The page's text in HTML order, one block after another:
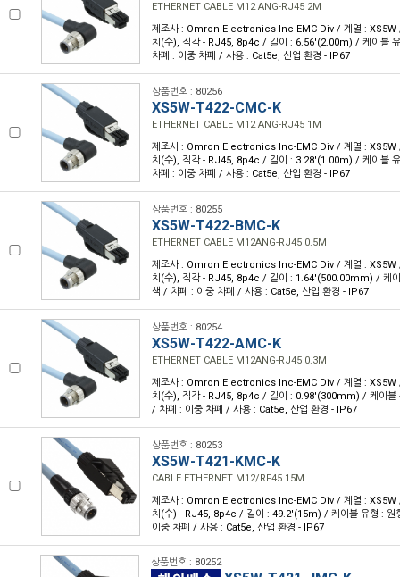
ETHERNET CABLE M12 ANG-RJ45 2M
제조사 : Omron Electronics Inc-EMC Div / 계열 : XS5W
치(수), 직각 - RJ45, 8p4c / 길이 : 6.56'(2.00m) / 케이블
차폐 : 이중 차폐 / 사용 : Cat5e, 산업 환경 - IP67
상품번호 : 80256
XS5W-T422-CMC-K
ETHERNET CABLE M12 ANG-RJ45 1M
제조사 : Omron Electronics Inc-EMC Div / 계열 : XS5W
치(수), 직각 - RJ45, 8p4c / 길이 : 3.28'(1.00m) / 케이블
차폐 : 이중 차폐 / 사용 : Cat5e, 산업 환경 - IP67
상품번호 : 80255
XS5W-T422-BMC-K
ETHERNET CABLE M12ANG-RJ45 0.5M
제조사 : Omron Electronics Inc-EMC Div / 계열 : XS5W
치(수), 직각 - RJ45, 8p4c / 길이 : 1.64'(500.00mm) / 케
색 / 차폐 : 이중 차폐 / 사용 : Cat5e, 산업 환경 - IP67
상품번호 : 80254
XS5W-T422-AMC-K
ETHERNET CABLE M12ANG-RJ45 0.3M
제조사 : Omron Electronics Inc-EMC Div / 계열 : XS5W
치(수), 직각 - RJ45, 8p4c / 길이 : 0.98'(300mm) / 케이블
/ 차폐 : 이중 차폐 / 사용 : Cat5e, 산업 환경 - IP67
상품번호 : 80253
XS5W-T421-KMC-K
CABLE ETHERNET M12/RF45 15M
제조사 : Omron Electronics Inc-EMC Div / 계열 : XS5W
치(수) - RJ45, 8p4c / 길이 : 49.2'(15m) / 케이블 유형 : 원
이중 차폐 / 사용 : Cat5e, 산업 환경 - IP67
상품번호 : 80252